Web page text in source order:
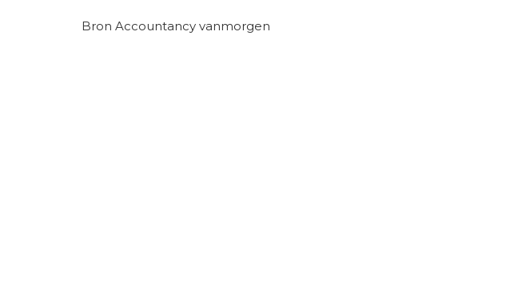
Bron Accountancy vanmorgen